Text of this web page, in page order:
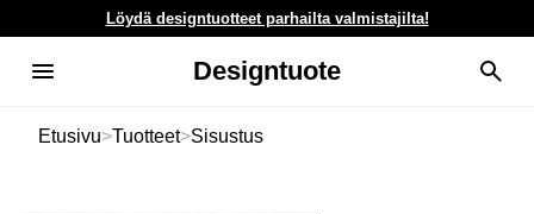
Löydä designtuotteet parhailta valmistajilta!
Designtuote
Etusivu>Tuotteet>Sisustus